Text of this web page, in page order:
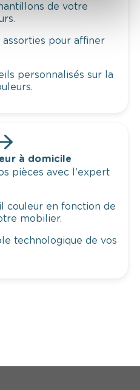
de votre
assorties pour affiner
personnalisés sur la
à domicile
pièces avec l'expert
couleur en fonction de
mobilier.
technologique de vos